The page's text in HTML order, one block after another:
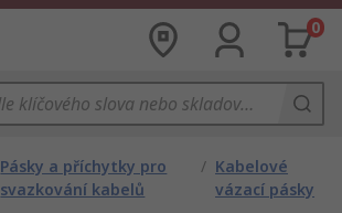
0
Pásky a příchytky pro
svazkování kabelů
/ Kabelové
vázací pásky